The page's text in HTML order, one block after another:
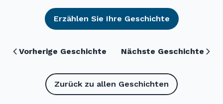
Erzählen Sie Ihre Geschichte
Vorherige Geschichte Nächste Geschichte
Zurück zu allen Geschichten